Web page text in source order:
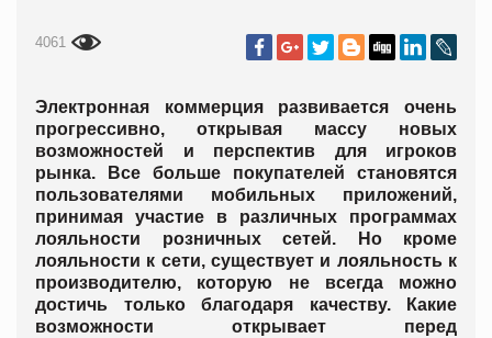
4061
Электронная коммерция развивается очень
прогрессивно, открывая массу новых
возможностей и перспектив для игроков
рынка. Все больше покупателей становятся
пользователями мобильных приложений,
принимая участие в различных программах
лояльности розничных сетей. Но кроме
лояльности к сети, существует и лояльность к
производителю, которую не всегда можно
достичь только благодаря качеству. Какие
возможности открывает перед